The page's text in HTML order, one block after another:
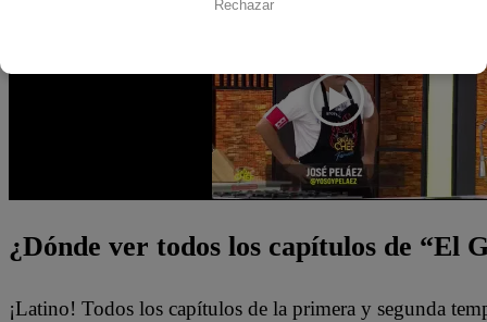
¿Dónde ver todos los capítulos de “El
¡Latino! Todos los capítulos de la primera y segunda
Rechazar